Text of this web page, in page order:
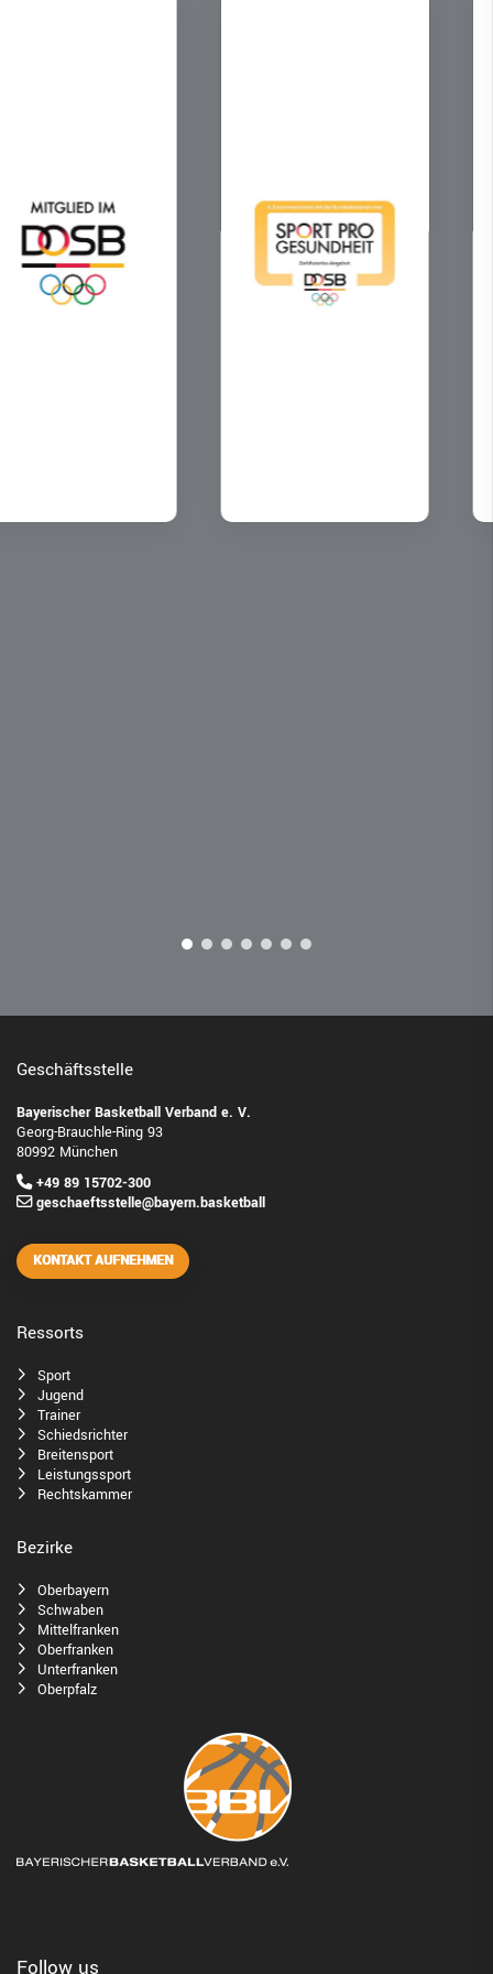
Geschäftsstelle
Bayerischer Basketball Verband e. V.
Georg-Brauchle-Ring 93
80992 München
+49 89 15702-300
geschaeftsstelle@bayern.basketball
KONTAKT AUFNEHMEN
Ressorts
Sport
Jugend
Trainer
Schiedsrichter
Breitensport
Leistungssport
Rechtskammer
Bezirke
Oberbayern
Schwaben
Mittelfranken
Oberfranken
Unterfranken
Oberpfalz
Follow us